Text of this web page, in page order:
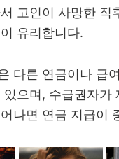
고인이 사망한 직
유리합니다.
다른 연금이나 급
있으며, 수급권자가
나면 연금 지급이